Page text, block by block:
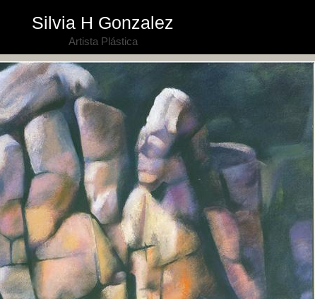
Silvia H Gonzalez
Artista Plástica